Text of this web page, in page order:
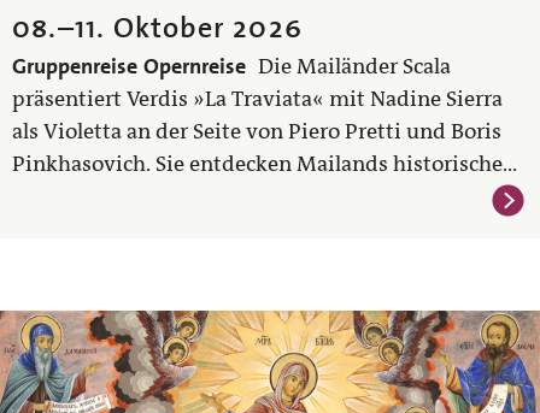
08.–11. Oktober 2026
Gruppenreise Opernreise Die Mailänder Scala
präsentiert Verdis »La Traviata« mit Nadine Sierra
als Violetta an der Seite von Piero Pretti und Boris
Pinkhasovich. Sie entdecken Mailands historische...